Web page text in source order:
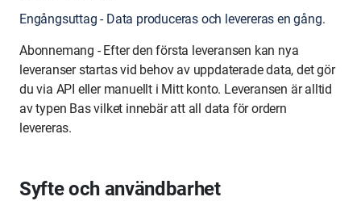
Engångsuttag - Data produceras och levereras en gång.
Abonnemang - Efter den första leveransen kan nya
leveranser startas vid behov av uppdaterade data, det gör
du via API eller manuellt i Mitt konto. Leveransen är alltid
av typen Bas vilket innebär att all data för ordern
levereras.
Syfte och användbarhet